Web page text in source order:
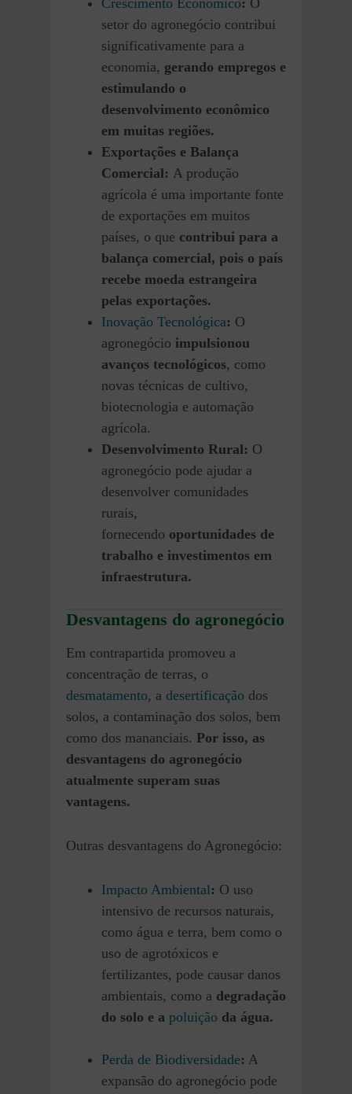
Crescimento Econômico: O
setor do agronegócio contribui
significativamente para a
economia, gerando empregos e
estimulando o
desenvolvimento econômico
em muitas regiões.
Exportações e Balança
Comercial: A produção
agrícola é uma importante fonte
de exportações em muitos
países, o que contribui para a
balança comercial, pois o país
recebe moeda estrangeira
pelas exportações.
Inovação Tecnológica: O
agronegócio impulsionou
avanços tecnológicos, como
novas técnicas de cultivo,
biotecnologia e automação
agrícola.
Desenvolvimento Rural: O
agronegócio pode ajudar a
desenvolver comunidades
rurais,
fornecendo oportunidades de
trabalho e investimentos em
infraestrutura.
Desvantagens do agronegócio
Em contrapartida promoveu a
concentração de terras, o
desmatamento, a desertificação dos
solos, a contaminação dos solos, bem
como dos mananciais. Por isso, as
desvantagens do agronegócio
atualmente superam suas
vantagens.
Outras desvantagens do Agronegócio:
Impacto Ambiental: O uso
intensivo de recursos naturais,
como água e terra, bem como o
uso de agrotóxicos e
fertilizantes, pode causar danos
ambientais, como a degradação
do solo e a poluição da água.
Perda de Biodiversidade: A
expansão do agronegócio pode